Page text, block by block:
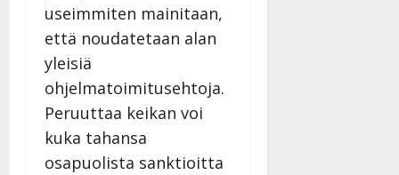
useimmiten mainitaan,
että noudatetaan alan
yleisiä
ohjelmatoimitusehtoja.
Peruuttaa keikan voi
kuka tahansa
osapuolista sanktioitta